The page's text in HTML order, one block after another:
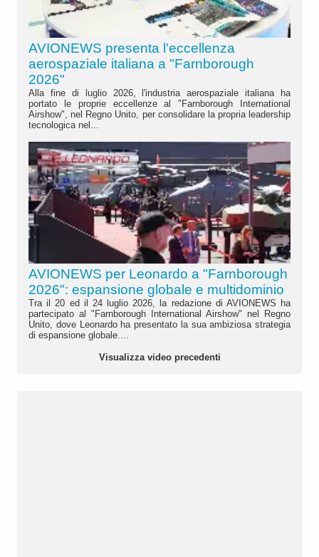
AVIONEWS presenta l'eccellenza
aerospaziale italiana a "Farnborough
2026"
Alla fine di luglio 2026, l'industria aerospaziale italiana ha
portato le proprie eccellenze al "Farnborough International
Airshow", nel Regno Unito, per consolidare la propria leadership
tecnologica nel...
AVIONEWS per Leonardo a "Farnborough
2026": espansione globale e multidominio
Tra il 20 ed il 24 luglio 2026, la redazione di AVIONEWS ha
partecipato al "Farnborough International Airshow" nel Regno
Unito, dove Leonardo ha presentato la sua ambiziosa strategia
di espansione globale....
Visualizza video precedenti